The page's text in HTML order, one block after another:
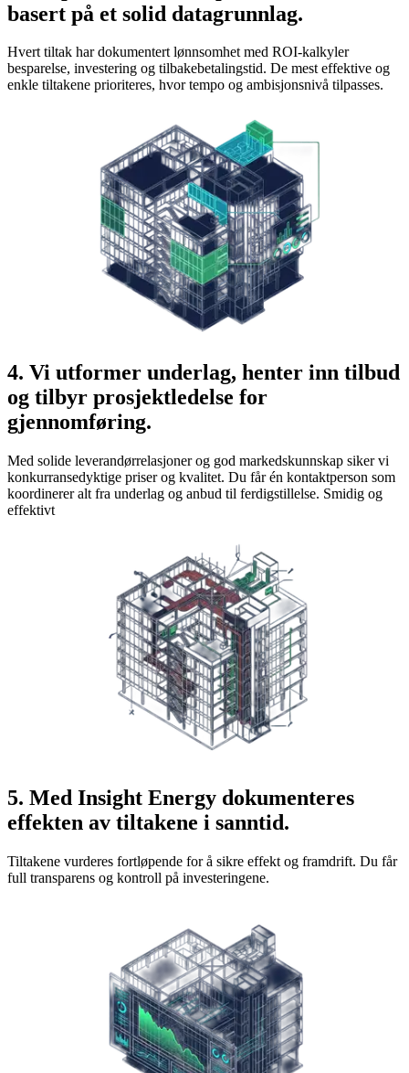
basert på et solid datagrunnlag.
Hvert tiltak har dokumentert lønnsomhet med ROI-kalkyler
besparelse, investering og tilbakebetalingstid. De mest effektive og
enkle tiltakene prioriteres, hvor tempo og ambisjonsnivå tilpasses.
4. Vi utformer underlag, henter inn tilbud
og tilbyr prosjektledelse for
gjennomføring.
Med solide leverandørrelasjoner og god markedskunnskap siker vi
konkurransedyktige priser og kvalitet. Du får én kontaktperson som
koordinerer alt fra underlag og anbud til ferdigstillelse. Smidig og
effektivt
5. Med Insight Energy dokumenteres
effekten av tiltakene i sanntid.
Tiltakene vurderes fortløpende for å sikre effekt og framdrift. Du får
full transparens og kontroll på investeringene.